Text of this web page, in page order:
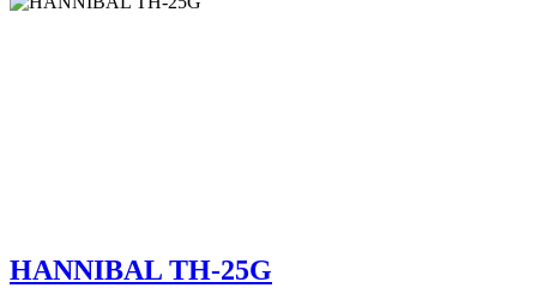
HANNIBAL TH-25G